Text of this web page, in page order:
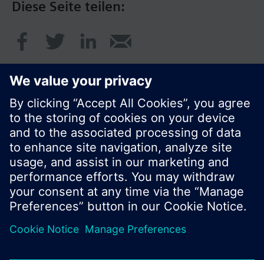
Diese Seite teilen:
© Siemens Schweiz AG 2017
Produktangebot und Preise können pro Land
variieren.